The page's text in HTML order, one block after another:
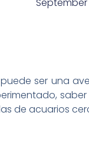
ser una
de acuarios